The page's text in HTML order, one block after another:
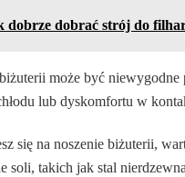
dobrze dobrać strój do
może być
lub dyskomfortu w
się na noszenie biżuterii,
soli, takich jak stal